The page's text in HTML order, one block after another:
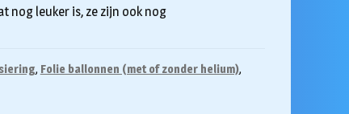
nog leuker is, ze zijn ook nog
, Folie ballonnen (met of zonder helium),